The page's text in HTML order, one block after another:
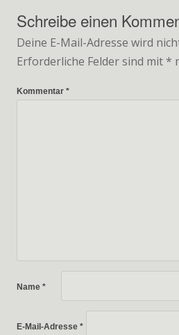
Schreibe einen
Deine E-Mail-Adresse wird
Erforderliche Felder sind mit *
Kommentar *
Name *
E-Mail-Adresse *